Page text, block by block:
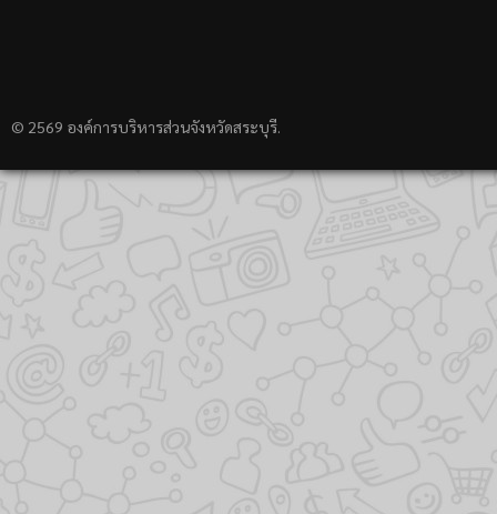
© 2569 องค์การบริหารส่วนจังหวัดสระบุรี.